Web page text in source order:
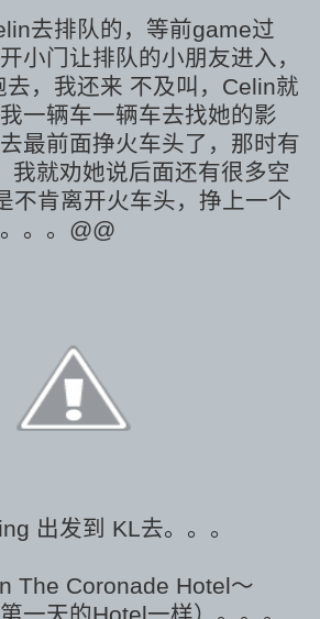
去排队的，等前game过
小门让排队的小朋友进入，
，我还来 不及叫，Celin就
一辆车一辆车去找她的影
最前面挣火车头了，那时有
我就劝她说后面还有很多空
不肯离开火车头，挣上一个
。。@@
出发到 KL去。。。
The Coronade Hotel～
一天的Hotel一样）。。。